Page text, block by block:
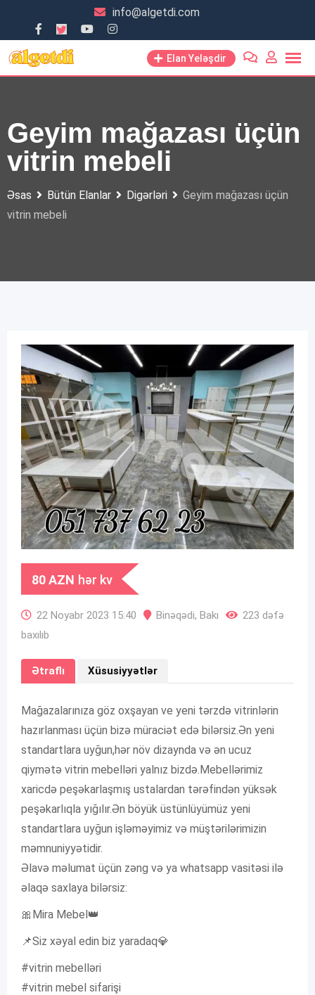
content
info@algetdi.com
Elan Yeləşdir
Geyim mağazası üçün
vitrin mebeli
Əsas Bütün Elanlar Digərləri
Geyim mağazası üçün
vitrin mebeli
80AZN hər kv
22 Noyabr 2023 15:40 Binəqədi, Bakı
223 dəfə
baxılıb
Ətraflı Xüsusiyyətlər
Mağazalarınıza göz oxşayan ve yeni tərzdə vitrinlərin
hazırlanması üçün bizə müraciət edə bilərsiz.Ən yeni
standartlara uyğun,hər növ dizaynda və ən ucuz
qiymətə vitrin mebelləri yalnız bizdə.Mebellərimiz
xaricdə peşəkarlaşmış ustalardan tərəfindən yüksək
peşəkarlıqla yığılır.Ən böyük üstünlüyümüz yeni
standartlara uyğun işləməyimiz və müştərilərimizin
məmnuniyyətidir.
Əlavə məlumat üçün zəng və ya whatsapp vasitəsi ilə
əlaqə saxlaya bilərsiz:
🎀Mira Mebel👑
📌Siz xəyal edin biz yaradaq💎
#vitrin mebelləri
#vitrin mebel sifarişi